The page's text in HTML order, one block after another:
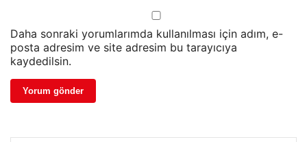
Daha sonraki yorumlarımda kullanılması için adım, e-
posta adresim ve site adresim bu tarayıcıya
kaydedilsin.